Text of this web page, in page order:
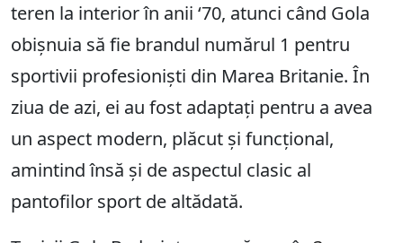
teren la interior în anii ‘70, atunci când Gola
obișnuia să fie brandul numărul 1 pentru
sportivii profesioniști din Marea Britanie. În
ziua de azi, ei au fost adaptați pentru a avea
un aspect modern, plăcut și funcțional,
amintind însă și de aspectul clasic al
pantofilor sport de altădată.